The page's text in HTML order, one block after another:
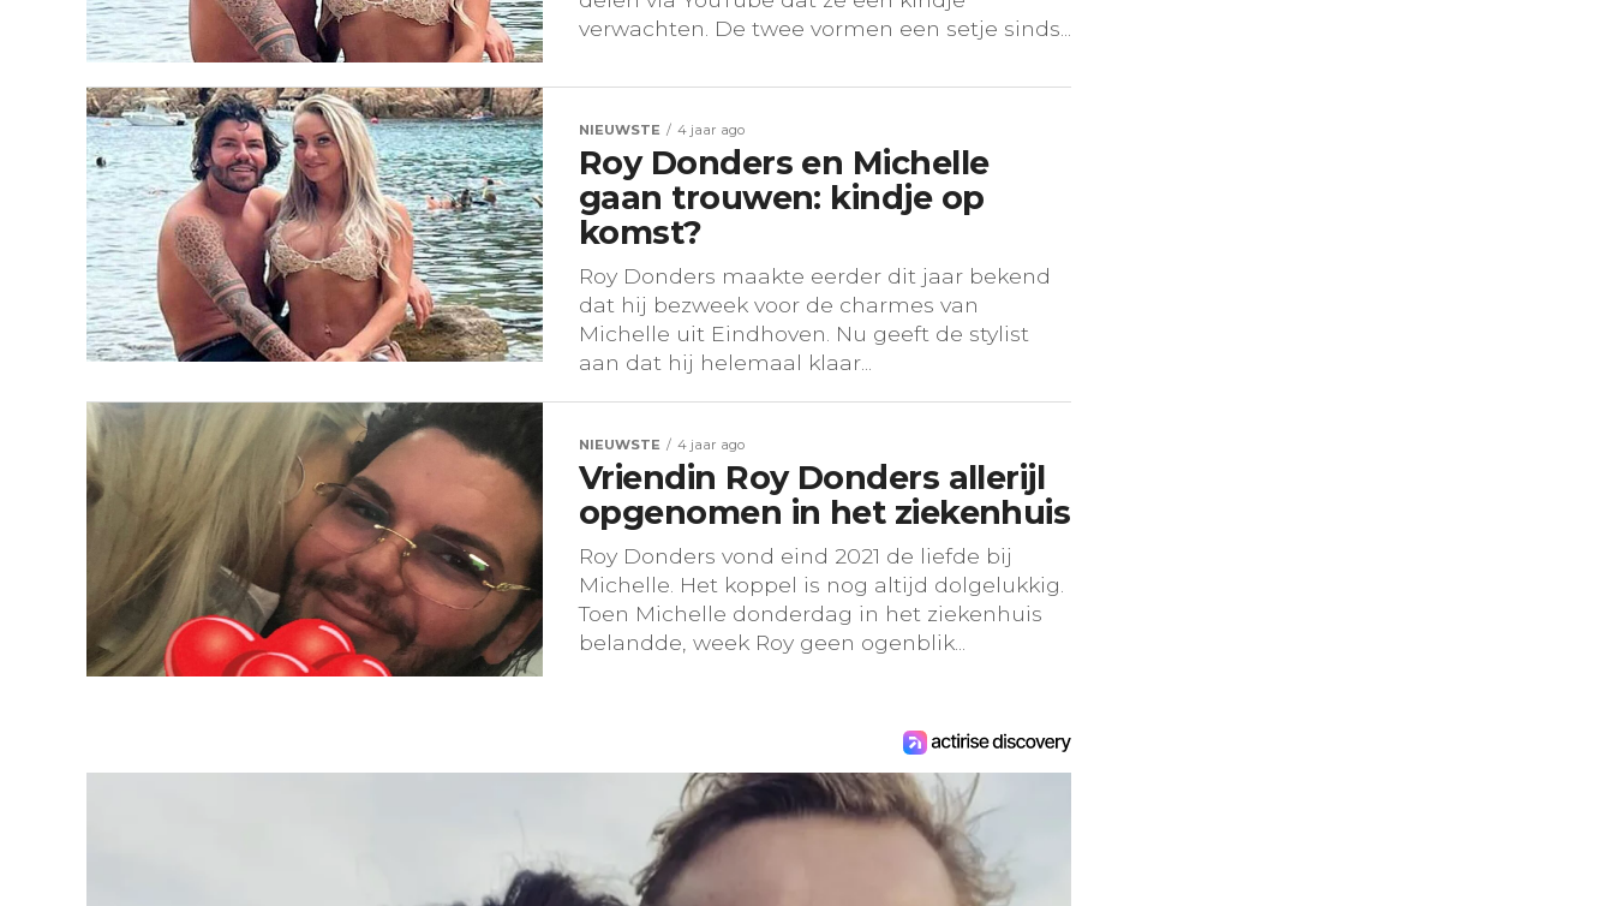
verwachten. De twee vormen een setje sinds...
NIEUWSTE 4 jaar ago
Roy Donders en Michelle
gaan trouwen: kindje op
komst?
Roy Donders maakte eerder dit jaar bekend
dat hij bezweek voor de charmes van
Michelle uit Eindhoven. Nu geeft de stylist
aan dat hij helemaal klaar...
NIEUWSTE 4 jaar ago
Vriendin Roy Donders allerijl
opgenomen in het ziekenhuis
Roy Donders vond eind 2021 de liefde bij
Michelle. Het koppel is nog altijd dolgelukkig.
Toen Michelle donderdag in het ziekenhuis
belandde, week Roy geen ogenblik...